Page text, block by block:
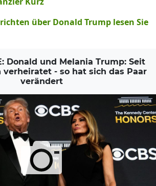
über Donald Trump lesen Sie
Donald und Melania Trump: Seit
verheiratet - so hat sich das Paar
verändert